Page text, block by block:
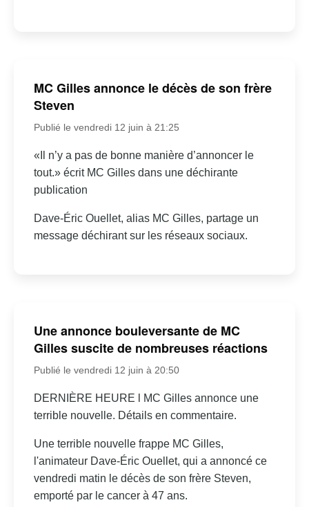
MC Gilles annonce le décès de son frère
Steven
Publié le vendredi 12 juin à 21:25
«Il n’y a pas de bonne manière d’annoncer le
tout.» écrit MC Gilles dans une déchirante
publication
Dave-Éric Ouellet, alias MC Gilles, partage un
message déchirant sur les réseaux sociaux.
Une annonce bouleversante de MC
Gilles suscite de nombreuses réactions
Publié le vendredi 12 juin à 20:50
DERNIÈRE HEURE l MC Gilles annonce une
terrible nouvelle. Détails en commentaire.
Une terrible nouvelle frappe MC Gilles,
l'animateur Dave-Éric Ouellet, qui a annoncé ce
vendredi matin le décès de son frère Steven,
emporté par le cancer à 47 ans.